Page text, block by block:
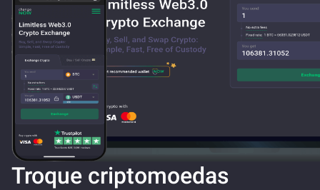
Troque criptomoedas